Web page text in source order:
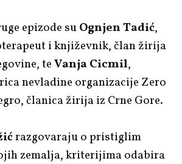
epizode suOgnjen Tadić,
i književnik, član žirija
teVanja Cicmil,
nevladine organizacije Zero
članica žirija iz Crne Gore.
razgovaraju o pristiglim
zemalja, kriterijima odabira